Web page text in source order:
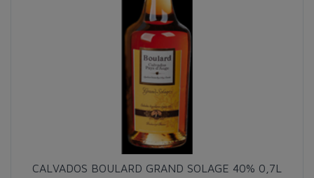
CALVADOS BOULARD GRAND SOLAGE 40% 0,7L